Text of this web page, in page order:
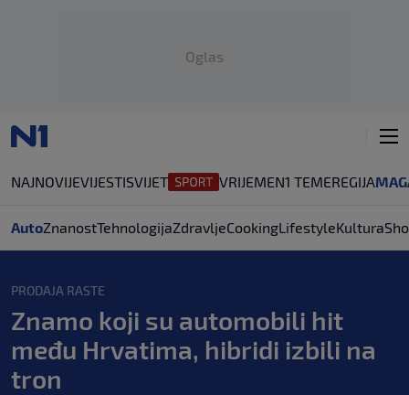
Oglas
NAJNOVIJEVIJESTISVIJET VRIJEMEN1 TEMEREGIJA
AutoZnanostTehnologijaZdravljeCookingLifestyleKultura
PRODAJA RASTE
Znamo koji su automobili hit
među Hrvatima, hibridi izbili na
tron